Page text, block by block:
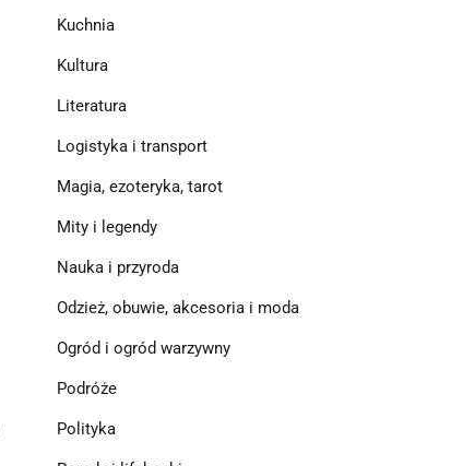
Kuchnia
Kultura
Literatura
Logistyka i transport
Magia, ezoteryka, tarot
Mity i legendy
Nauka i przyroda
Odzież, obuwie, akcesoria i moda
Ogród i ogród warzywny
Podróże
Polityka